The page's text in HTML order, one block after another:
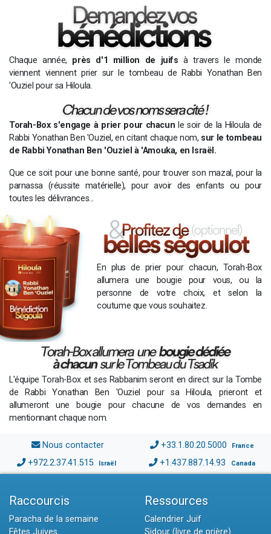
Chaque année, près d'1 million de juifs à travers le monde
viennent viennent prier sur le tombeau de Rabbi Yonathan Ben
'Ouziel pour sa Hiloula.
Torah-Box s'engage à prier pour chacun le soir de la Hiloula de
Rabbi Yonathan Ben 'Ouziel, en citant chaque nom, sur le tombeau
de Rabbi Yonathan Ben 'Ouziel à 'Amouka, en Israël.
Que ce soit pour une bonne santé, pour trouver son mazal, pour la
parnassa (réussite matérielle), pour avoir des enfants ou pour
toutes les délivrances...
En plus de prier pour chacun, Torah-Box
allumera une bougie pour vous, ou la
personne de votre choix, et selon la
coutume que vous souhaitez.
L'équipe Torah-Box et ses Rabbanim seront en direct sur la Tombe
de Rabbi Yonathan Ben 'Ouziel pour sa Hiloula, prieront et
allumeront une bougie pour chacune de vos demandes en
mentionnant chaque nom.
Nous contacter +33.1.80.20.5000 France
+972.2.37.41.515 Israël +1.437.887.14.93 Canada
Raccourcis
Paracha de la semaine
Ressources
Calendrier Juif